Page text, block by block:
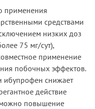
применения
средствами
низких доз
75 мг/сут),
применение
побочных эффектов.
снижает
действие
повышение